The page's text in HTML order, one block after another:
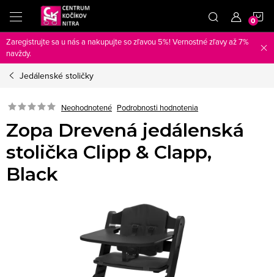
obsah
Zaregistrujte sa u nás a nakupujte so zľavou 5%! Vernostné zľavy až 7%
navždy.
Jedálenské stoličky
Neohodnotené Podrobnosti hodnotenia
Zopa Drevená jedálenská
stolička Clipp & Clapp,
Black